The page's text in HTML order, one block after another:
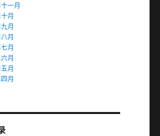
一月
月
月
月
月
月
月
月